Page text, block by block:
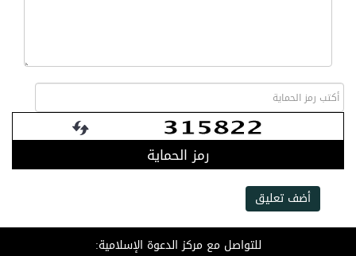
رمز الحماية
أضف تعليق
للتواصل مع مركز الدعوة الإسلامية: